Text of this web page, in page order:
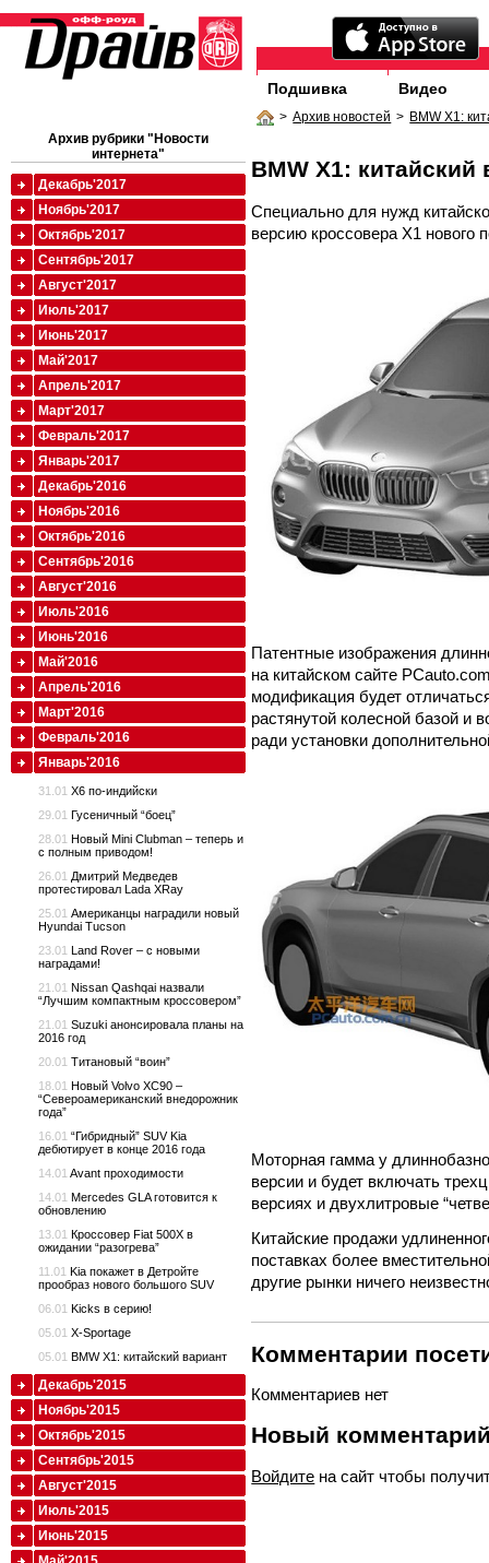
Подшивка Видео
> Архив новостей > BMW X1:
BMW X1: китайский
Специально для нужд
версию кроссовера X1 нового
Патентные изображения
на китайском сайте
модификация будет
растянутой колесной базой и
ради установки
Моторная гамма у
версии и будет включать
версиях и двухлитровые
Китайские продажи
поставках более
другие рынки ничего
Комментарии
Комментариев нет
Новый
Войдите на сайт чтобы
Архив рубрики "Новости
интернета"
Декабрь'2017
Ноябрь'2017
Октябрь'2017
Сентябрь'2017
Август'2017
Июль'2017
Июнь'2017
Май'2017
Апрель'2017
Март'2017
Февраль'2017
Январь'2017
Декабрь'2016
Ноябрь'2016
Октябрь'2016
Сентябрь'2016
Август'2016
Июль'2016
Июнь'2016
Май'2016
Апрель'2016
Март'2016
Февраль'2016
Январь'2016
31.01 X6 по-индийски
29.01 Гусеничный “боец”
28.01 Новый Mini Clubman – теперь и
с полным приводом!
26.01 Дмитрий Медведев
протестировал Lada XRay
25.01 Американцы наградили новый
Hyundai Tucson
23.01 Land Rover – с новыми
наградами!
21.01 Nissan Qashqai назвали
“Лучшим компактным кроссовером”
21.01 Suzuki анонсировала планы на
2016 год
20.01 Титановый “воин”
18.01 Новый Volvo XC90 –
“Североамериканский внедорожник
года”
16.01 “Гибридный” SUV Kia
дебютирует в конце 2016 года
14.01 Avant проходимости
14.01 Mercedes GLA готовится к
обновлению
13.01 Кроссовер Fiat 500X в
ожидании “разогрева”
11.01 Kia покажет в Детройте
прообраз нового большого SUV
06.01 Kicks в серию!
05.01 X-Sportage
05.01 BMW X1: китайский вариант
Декабрь'2015
Ноябрь'2015
Октябрь'2015
Сентябрь'2015
Август'2015
Июль'2015
Июнь'2015